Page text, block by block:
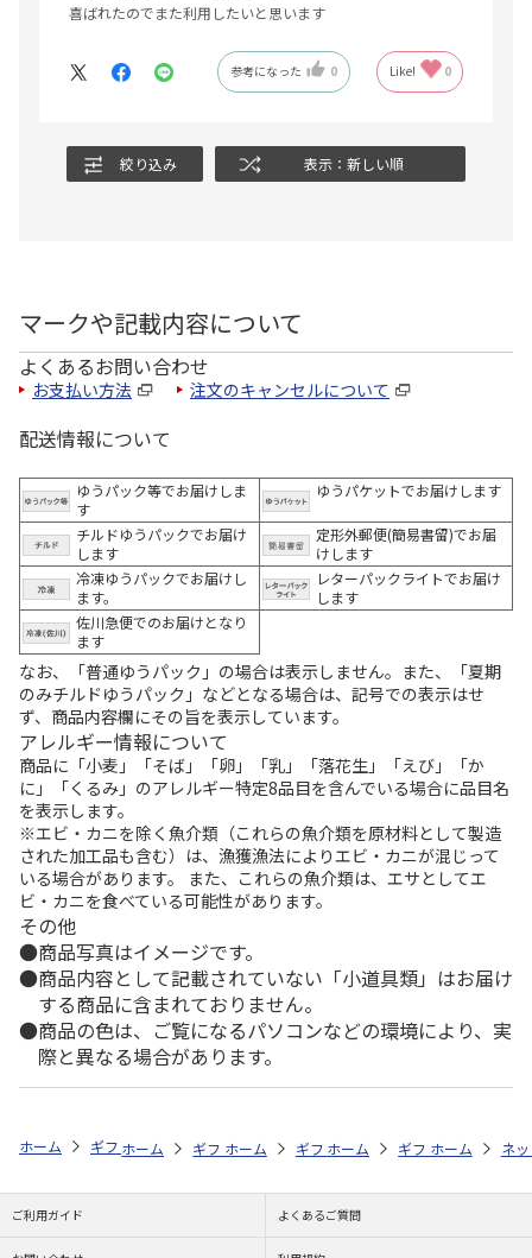
喜ばれたのでまた利用したいと思います
参考になった 0 Like! 0
絞り込み 表示：新しい順
マークや記載内容について
よくあるお問い合わせ
お支払い方法 注文のキャンセルについて
配送情報について
ゆうパック等でお届けしま
す
ゆうパケットでお届けします
チルドゆうパックでお届け
します
定形外郵便(簡易書留)でお届
けします
冷凍ゆうパックでお届けし
ます。
レターパックライトでお届け
します
佐川急便でのお届けとなり
ます
なお、「普通ゆうパック」の場合は表示しません。また、「夏期
のみチルドゆうパック」などとなる場合は、記号での表示はせ
ず、商品内容欄にその旨を表示しています。
アレルギー情報について
商品に「小麦」「そば」「卵」「乳」「落花生」「えび」「か
に」「くるみ」のアレルギー特定8品目を含んでいる場合に品目名
を表示します。
※エビ・カニを除く魚介類（これらの魚介類を原材料として製造
された加工品も含む）は、漁獲漁法によりエビ・カニが混じって
いる場合があります。 また、これらの魚介類は、エサとしてエ
ビ・カニを食べている可能性があります。
その他
商品写真はイメージです。
商品内容として記載されていない「小道具類」はお届け
する商品に含まれておりません。
商品の色は、ご覧になるパソコンなどの環境により、実
際と異なる場合があります。
ホーム ギフト通販 フラワーギフト 「用途」で選ぶ お悔やみ
ホーム ギフト通販 フラワーギフト 「スタイル」で
ホーム ギフト通販 フラワーギフト
ホーム ギフト通販 フ
ホーム ネ
ご利用ガイド よくあるご質問